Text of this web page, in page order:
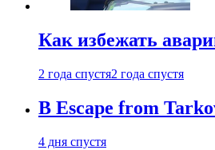
Как избежать
2 года спустя2 года спустя
В Escape from
4 дня спустя